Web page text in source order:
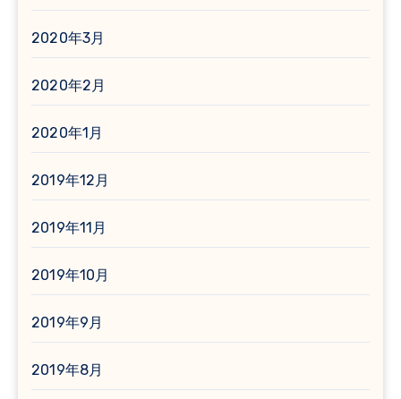
2020年3月
2020年2月
2020年1月
2019年12月
2019年11月
2019年10月
2019年9月
2019年8月